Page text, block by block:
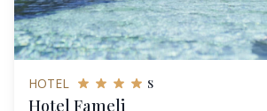
HOTEL s
Hotel Fameli